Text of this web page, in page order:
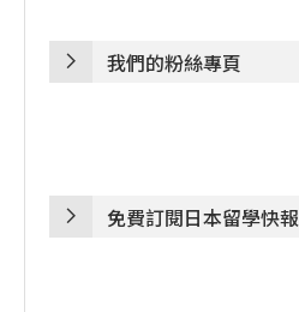
我們的粉絲專頁
免費訂閱日本留學快報